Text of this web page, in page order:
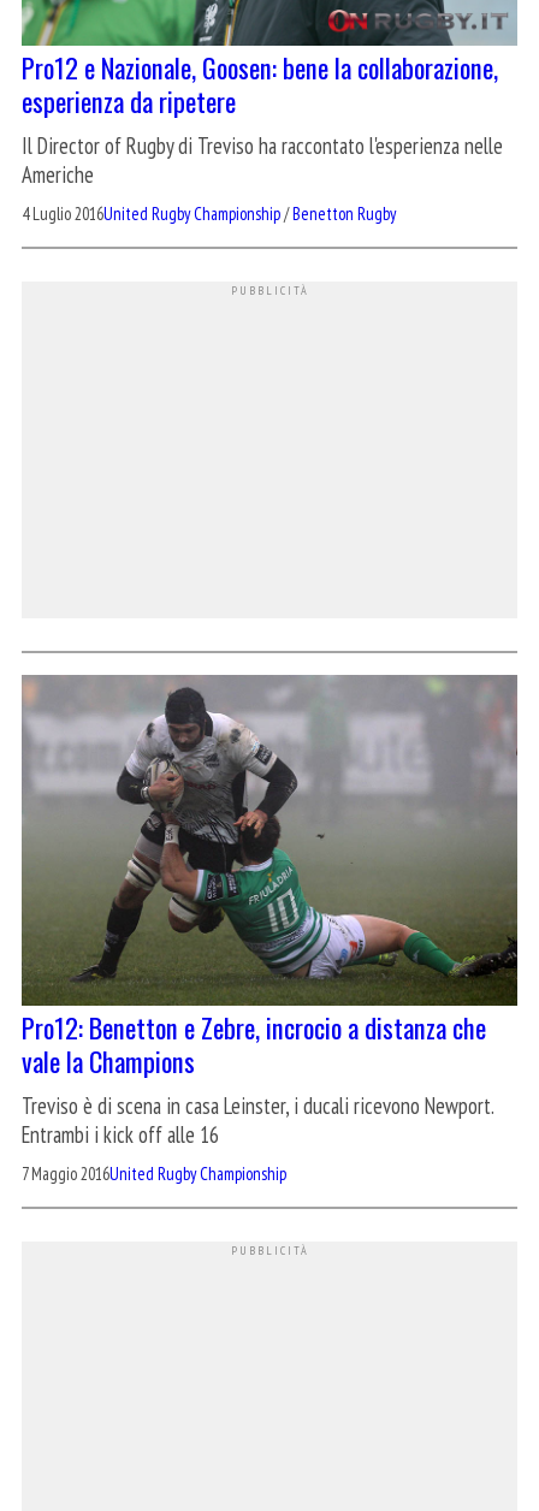
Pro12 e Nazionale, Goosen: bene la collaborazione,
esperienza da ripetere
Il Director of Rugby di Treviso ha raccontato l'esperienza nelle
Americhe
4 Luglio 2016United Rugby Championship/Benetton Rugby
Pro12: Benetton e Zebre, incrocio a distanza che
vale la Champions
Treviso è di scena in casa Leinster, i ducali ricevono Newport.
Entrambi i kick off alle 16
7 Maggio 2016United Rugby Championship